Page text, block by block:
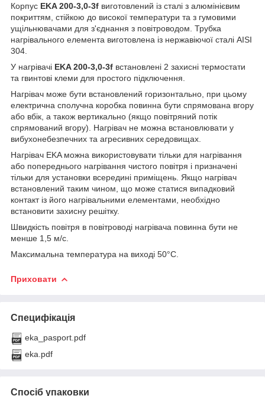
Корпус EKA 200-3,0-3f виготовлений із сталі з алюмінієвим
покриттям, стійкою до високої температури та з гумовими
ущільнювачами для з'єднання з повітроводом. Трубка
нагрівального елемента виготовлена із нержавіючої сталі AISI
304.
У нагрівачі EKA 200-3,0-3f встановлені 2 захисні термостати
та гвинтові клеми для простого підключення.
Нагрівач може бути встановлений горизонтально, при цьому
електрична сполучна коробка повинна бути спрямована вгору
або вбік, а також вертикально (якщо повітряний потік
спрямований вгору). Нагрівач не можна встановлювати у
вибухонебезпечних та агресивних середовищах.
Нагрівач EKA можна використовувати тільки для нагрівання
або попереднього нагрівання чистого повітря і призначені
тільки для установки всередині приміщень. Якщо нагрівач
встановлений таким чином, що може статися випадковий
контакт із його нагрівальними елементами, необхідно
встановити захисну решітку.
Швидкість повітря в повітроводі нагрівача повинна бути не
менше 1,5 м/с.
Максимальна температура на виході 50°C.
Приховати
Специфікація
eka_pasport.pdf
eka.pdf
Спосіб упаковки